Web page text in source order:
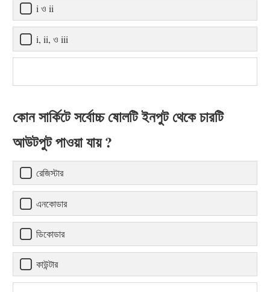
i ও ii
i, ii, ও iii
কোন সার্কিটে সর্বোচ্চ ষোলটি ইনপুট থেকে চারটি
আউটপুট পাওয়া যায় ?
রেজিস্টার
এনকোডার
ডিকোডার
কাউন্টার